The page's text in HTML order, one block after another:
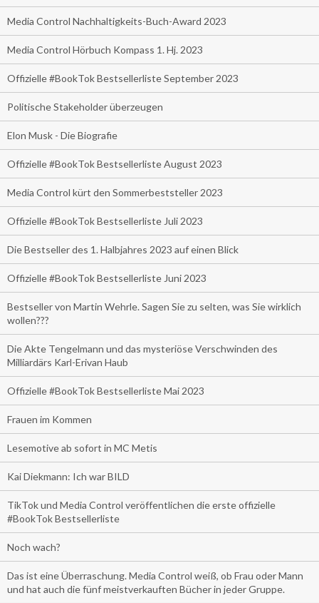
Media Control Nachhaltigkeits-Buch-Award 2023
Media Control Hörbuch Kompass 1. Hj. 2023
Offizielle #BookTok Bestsellerliste September 2023
Politische Stakeholder überzeugen
Elon Musk - Die Biografie
Offizielle #BookTok Bestsellerliste August 2023
Media Control kürt den Sommerbeststeller 2023
Offizielle #BookTok Bestsellerliste Juli 2023
Die Bestseller des 1. Halbjahres 2023 auf einen Blick
Offizielle #BookTok Bestsellerliste Juni 2023
Bestseller von Martin Wehrle. Sagen Sie zu selten, was Sie wirklich
wollen???
Die Akte Tengelmann und das mysteriöse Verschwinden des
Milliardärs Karl-Erivan Haub
Offizielle #BookTok Bestsellerliste Mai 2023
Frauen im Kommen
Lesemotive ab sofort in MC Metis
Kai Diekmann: Ich war BILD
TikTok und Media Control veröffentlichen die erste offizielle
#BookTok Bestsellerliste
Noch wach?
Das ist eine Überraschung. Media Control weiß, ob Frau oder Mann
und hat auch die fünf meistverkauften Bücher in jeder Gruppe.